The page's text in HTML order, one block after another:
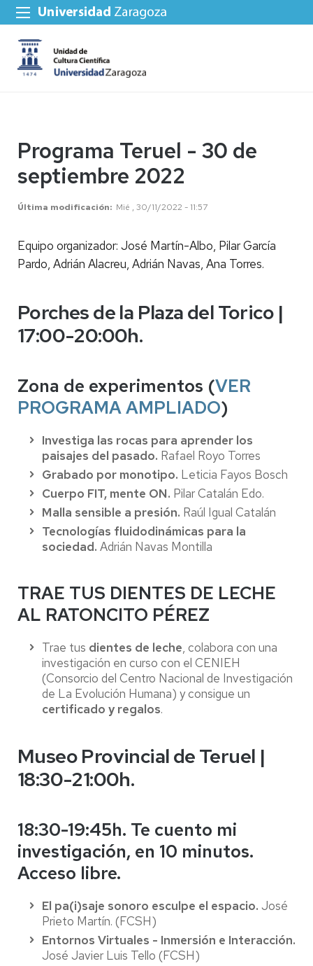
Programa Teruel - 30 de
septiembre 2022
Última modificación Mié , 30/11/2022 - 11:57
Equipo organizador: José Martín-Albo, Pilar García
Pardo, Adrián Alacreu, Adrián Navas, Ana Torres.
Porches de la Plaza del Torico |
17:00-20:00h.
Zona de experimentos (VER
PROGRAMA AMPLIADO)
Investiga las rocas para aprender los
paisajes del pasado. Rafael Royo Torres
Grabado por monotipo. Leticia Fayos Bosch
Cuerpo FIT, mente ON. Pilar Catalán Edo.
Malla sensible a presión. Raúl Igual Catalán
Tecnologías fluidodinámicas para la
sociedad. Adrián Navas Montilla
TRAE TUS DIENTES DE LECHE
AL RATONCITO PÉREZ
Trae tus dientes de leche, colabora con una
investigación en curso con el CENIEH
(Consorcio del Centro Nacional de Investigación
de La Evolución Humana) y consigue un
certificado y regalos.
Museo Provincial de Teruel |
18:30-21:00h.
18:30-19:45h. Te cuento mi
investigación, en 10 minutos.
Acceso libre.
El pa(i)saje sonoro esculpe el espacio. José
Prieto Martín. (FCSH)
Entornos Virtuales - Inmersión e Interacción.
José Javier Luis Tello (FCSH)